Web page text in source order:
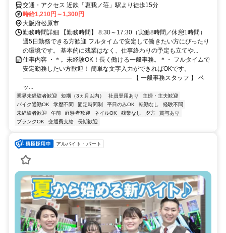
交通・アクセス 近鉄「恵我ノ荘」駅より徒歩15分
時給1,210円～1,300円
大阪府松原市
勤務時間詳細 【勤務時間】 8:30～17:30（実働8時間／休憩1時間）
週5日勤務できる方歓迎 フルタイムで安定して働きたい方にぴったり
の環境です。 基本的に残業はなく、仕事終わりの予定も立てや...
仕事内容 ・＊。未経験OK！長く働ける一般事務。＊・ フルタイムで
安定勤務したい方歓迎！ 簡単な文字入力ができればOKです。
―――――――――――――――――― 【 一般事務スタッフ 】 ベ
ッ...
業界未経験者歓迎 短期（3ヵ月以内） 社員登用あり
主婦・主夫歓迎
バイク通勤OK
学歴不問 固定時間制 平日のみOK 転勤なし
経験不問
未経験者歓迎
午前 経験者歓迎 ネイルOK 残業なし 夕方
賞与あり
ブランクOK
交通費支給 長期歓迎
アルバイト・パート